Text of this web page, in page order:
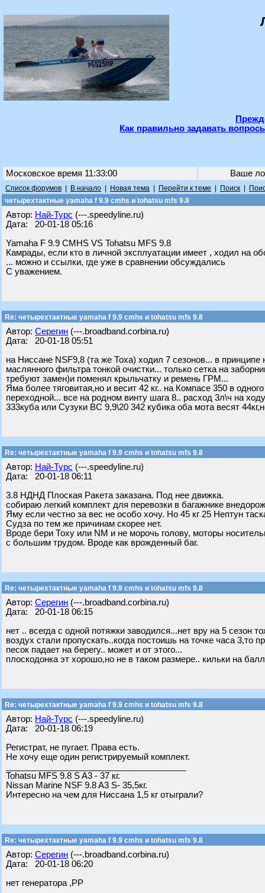
Как правильно задавать
Московское время 11:33:00 Ваше
Список форумов В начало Новая тема Перейти к теме Поиск
четырехтактные yamaha f 9.9 cmhs и tohatsu mfs 9.8
Автор: Най-Турс (---.speedyline.ru)
Дата: 20-01-18 05:16
Yamaha F 9.9 CMHS VS Tohatsu MFS 9.8
Камрады, если кто в личной эксплуатации имеет , ходил на
... можно и ссылки, где уже в сравнении обсуждались
С уважением.
Re: четырехтактные yamaha f 9.9 cmhs и tohatsu mfs 9.8
Автор: Серегин (---.broadband.corbina.ru)
Дата: 20-01-18 05:51
на Ниссане NSF9,8 (та же Тоха) ходил 7 сезонов... в
маслянного фильтра тонкой очистки... только сетка на
требуют замен)и поменял крыльчатку и ремень ГРМ...
Яма более тяговитая,но и весит 42 кг.. на Компасе 350 в
переходной... все на родном винту шага 8.. расход 3л\ч на
333куба или Сузуки ВС 9,9\20 342 кубика оба мота весят
Re: четырехтактные yamaha f 9.9 cmhs и tohatsu mfs 9.8
Автор: Най-Турс (---.speedyline.ru)
Дата: 20-01-18 06:11
3.8 НДНД Плоская Ракета заказана. Под нее движка.
собираю легкий комплект для перевозки в багажнике
Яму если честно за вес не особо хочу. Но 45 кг 25 Нептун
Судза по тем же причинам скорее нет.
Вроде бери Тоху или NM и не морочь голову, моторы
с большим трудом. Вроде как врожденный баг.
Re: четырехтактные yamaha f 9.9 cmhs и tohatsu mfs 9.8
Автор: Серегин (---.broadband.corbina.ru)
Дата: 20-01-18 06:15
нет .. всегда с одной потяжки заводился...нет вру на 5 сезон
воздух стали пропускать..когда постоишь на точке часа 3,то
песок падает на берегу.. может и от этого...
плоскодонка эт хорошо,но не в таком размере.. кильки на
Re: четырехтактные yamaha f 9.9 cmhs и tohatsu mfs 9.8
Автор: Най-Турс (---.speedyline.ru)
Дата: 20-01-18 06:19
Регистрат, не пугает. Права есть.
Не хочу еще один регистрируемый комплект.
Tohatsu MFS 9.8 S A3 - 37 кг.
Nissan Marine NSF 9.8 A3 S- 35,5кг.
Интересно на чем для Ниссана 1,5 кг отыграли?
Re: четырехтактные yamaha f 9.9 cmhs и tohatsu mfs 9.8
Автор: Серегин (---.broadband.corbina.ru)
Дата: 20-01-18 06:20
нет генератора ,РР